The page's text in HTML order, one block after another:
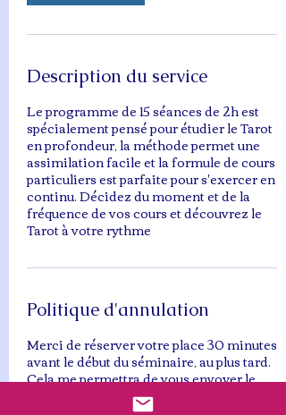
Description du service
Le programme de 15 séances de 2h est
spécialement pensé pour étudier le Tarot
en profondeur, la méthode permet une
assimilation facile et la formule de cours
particuliers est parfaite pour s'exercer en
continu. Décidez du moment et de la
fréquence de vos cours et découvrez le
Tarot à votre rythme
Politique d'annulation
Merci de réserver votre place 30 minutes
avant le début du séminaire, au plus tard.
Cela me permettra de vous envoyer le
lien Zoom pour participer à la séance.